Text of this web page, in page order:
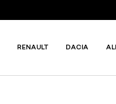
RENAULT DACIA